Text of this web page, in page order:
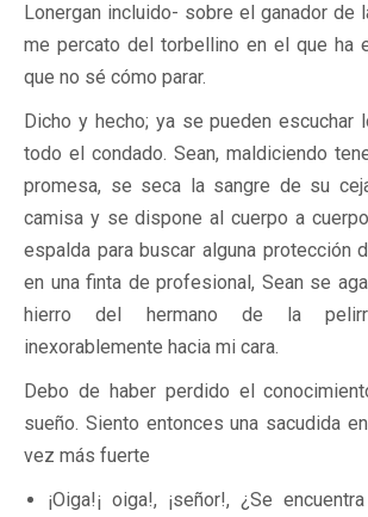
Lonergan incluido- sobre el ganador de
me percato del torbellino en el que ha
que no sé cómo parar.
Dicho y hecho; ya se pueden escuchar
todo el condado. Sean, maldiciendo
promesa, se seca la sangre de su
camisa y se dispone al cuerpo a
espalda para buscar alguna protección
en una finta de profesional, Sean se
hierro del hermano de la
inexorablemente hacia mi cara.
Debo de haber perdido el
sueño. Siento entonces una sacudida
vez más fuerte
¡Oiga!¡ oiga!, ¡señor!, ¿Se